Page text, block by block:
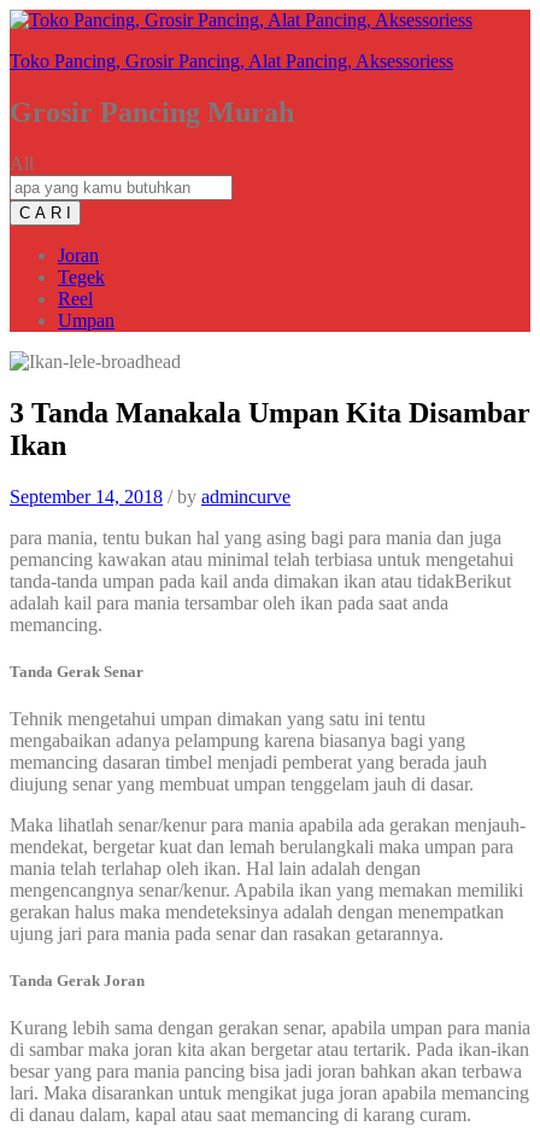
Toko Pancing, Grosir Pancing, Alat Pancing, Aksessoriess
Grosir Pancing Murah
All
C A R I
Joran
Tegek
Reel
Umpan
3 Tanda Manakala Umpan Kita Disambar
Ikan
September 14, 2018 /by admincurve
para mania, tentu bukan hal yang asing bagi para mania dan juga
pemancing kawakan atau minimal telah terbiasa untuk mengetahui
tanda-tanda umpan pada kail anda dimakan ikan atau tidakBerikut
adalah kail para mania tersambar oleh ikan pada saat anda
memancing.
Tanda Gerak Senar
Tehnik mengetahui umpan dimakan yang satu ini tentu
mengabaikan adanya pelampung karena biasanya bagi yang
memancing dasaran timbel menjadi pemberat yang berada jauh
diujung senar yang membuat umpan tenggelam jauh di dasar.
Maka lihatlah senar/kenur para mania apabila ada gerakan menjauh-
mendekat, bergetar kuat dan lemah berulangkali maka umpan para
mania telah terlahap oleh ikan. Hal lain adalah dengan
mengencangnya senar/kenur. Apabila ikan yang memakan memiliki
gerakan halus maka mendeteksinya adalah dengan menempatkan
ujung jari para mania pada senar dan rasakan getarannya.
Tanda Gerak Joran
Kurang lebih sama dengan gerakan senar, apabila umpan para mania
di sambar maka joran kita akan bergetar atau tertarik. Pada ikan-ikan
besar yang para mania pancing bisa jadi joran bahkan akan terbawa
lari. Maka disarankan untuk mengikat juga joran apabila memancing
di danau dalam, kapal atau saat memancing di karang curam.